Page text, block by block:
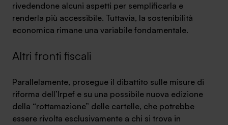
rivedendone alcuni aspetti per semplificarla e
renderla più accessibile. Tuttavia, la sostenibilità
economica rimane una variabile fondamentale.
Altri fronti fiscali
Parallelamente, prosegue il dibattito sulle misure di
riforma dell’Irpef e su una possibile nuova edizione
della “rottamazione” delle cartelle, che potrebbe
essere rivolta esclusivamente a chi si trova in